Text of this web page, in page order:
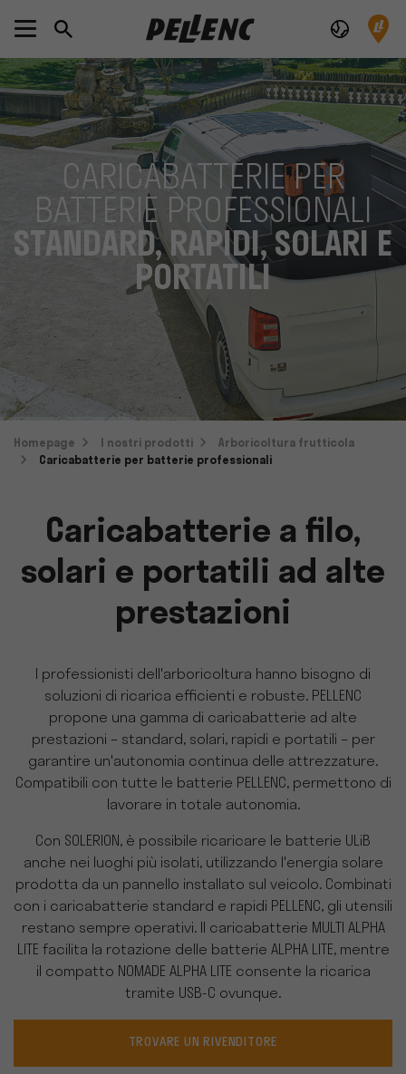
CARICABATTERIE PER
BATTERIE PROFESSIONALI
STANDARD, RAPIDI, SOLARI E
PORTATILI
Homepage I nostri prodotti
Arboricoltura frutticola
Caricabatterie per batterie professionali
Caricabatterie a filo,
solari e portatili ad alte
prestazioni
I professionisti dell'arboricoltura hanno bisogno di
soluzioni di ricarica efficienti e robuste. PELLENC
propone una gamma di caricabatterie ad alte
prestazioni – standard, solari, rapidi e portatili – per
garantire un'autonomia continua delle attrezzature.
Compatibili con tutte le batterie PELLENC, permettono di
lavorare in totale autonomia.
Con SOLERION, è possibile ricaricare le batterie ULiB
anche nei luoghi più isolati, utilizzando l'energia solare
prodotta da un pannello installato sul veicolo. Combinati
con i caricabatterie standard e rapidi PELLENC, gli utensili
restano sempre operativi. Il caricabatterie MULTI ALPHA
LITE facilita la rotazione delle batterie ALPHA LITE, mentre
il compatto NOMADE ALPHA LITE consente la ricarica
tramite USB-C ovunque.
TROVARE UN RIVENDITORE